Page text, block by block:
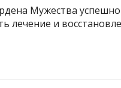
Мужества
лечение и